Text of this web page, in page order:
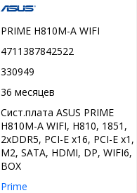
PRIME H810M-A WIFI
4711387842522
330949
36 месяцев
Сист.плата ASUS PRIME
H810M-A WIFI, H810, 1851,
2xDDR5, PCI-E x16, PCI-E x1,
M2, SATA, HDMI, DP, WIFI6,
BOX
Prime